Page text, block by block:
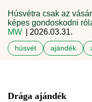
Húsvétra csak az
képes gondoskodni
MW
| 2026.03.31.
húsvét ajándék
Drága ajándék